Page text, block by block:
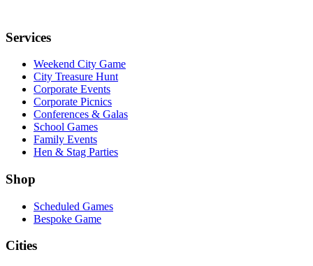
Services
Weekend City Game
City Treasure Hunt
Corporate Events
Corporate Picnics
Conferences & Galas
School Games
Family Events
Hen & Stag Parties
Shop
Scheduled Games
Bespoke Game
Cities